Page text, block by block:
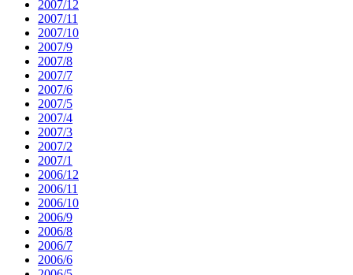
2007/12
2007/11
2007/10
2007/9
2007/8
2007/7
2007/6
2007/5
2007/4
2007/3
2007/2
2007/1
2006/12
2006/11
2006/10
2006/9
2006/8
2006/7
2006/6